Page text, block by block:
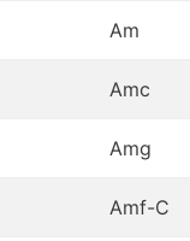
Am
Amc
Amg
Amf-C